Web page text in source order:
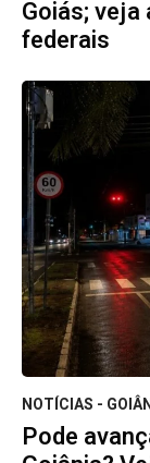
Goiás;
federais
NOTÍCIAS -
Pode